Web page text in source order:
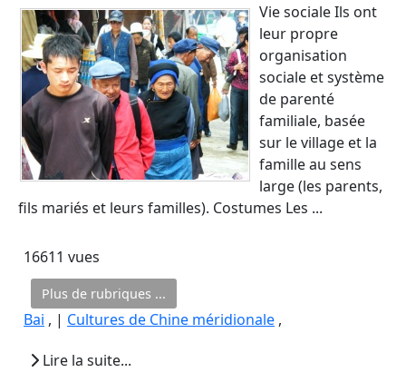
Vie sociale Ils ont
leur propre
organisation
sociale et système
de parenté
familiale, basée
sur le village et la
famille au sens
large (les parents,
fils mariés et leurs familles). Costumes Les ...
16611 vues
Plus de rubriques ...
Bai , | Cultures de Chine méridionale ,
Lire la suite...